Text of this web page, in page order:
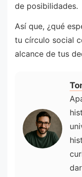
de posibilidades.
Así que, ¿qué
tu círculo social
alcance de tus